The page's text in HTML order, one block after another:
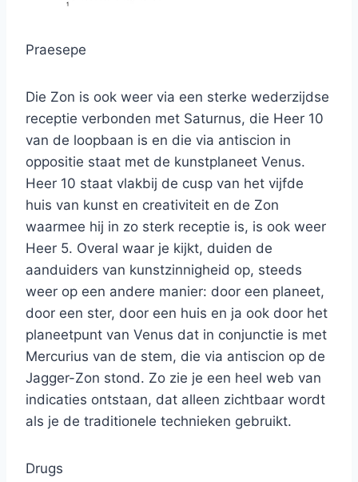
Praesepe
Die Zon is ook weer via een sterke wederzijdse
receptie verbonden met Saturnus, die Heer 10
van de loopbaan is en die via antiscion in
oppositie staat met de kunstplaneet Venus.
Heer 10 staat vlakbij de cusp van het vijfde
huis van kunst en creativiteit en de Zon
waarmee hij in zo sterk receptie is, is ook weer
Heer 5. Overal waar je kijkt, duiden de
aanduiders van kunstzinnigheid op, steeds
weer op een andere manier: door een planeet,
door een ster, door een huis en ja ook door het
planeetpunt van Venus dat in conjunctie is met
Mercurius van de stem, die via antiscion op de
Jagger-Zon stond. Zo zie je een heel web van
indicaties ontstaan, dat alleen zichtbaar wordt
als je de traditionele technieken gebruikt.
Drugs